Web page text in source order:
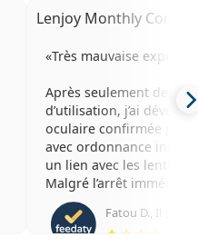
Lenjoy Monthly
Très mauvaise
Après seulement deux
d’utilisation, j’ai
oculaire confirmée par
avec ordonnance
un lien avec les lentilles.
Malgré l’arrêt
resté irrité pendant
semaines, avec des
gonflement.
Fatou D., Il y a 3